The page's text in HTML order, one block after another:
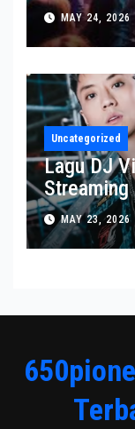
MAY 24, 2026
Uncategorized
Lagu DJ
Streaming
MAY 23, 2026